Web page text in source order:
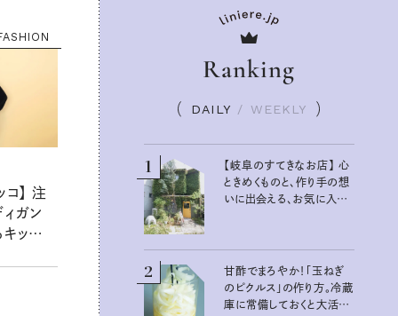
コ】 注
ガン
ッズア
Ranking
DAILY / WEEKLY
1
【岐阜のすてきなお店】 心
ときめくものと、作り手の想
いに出会える、お気に入り
2
甘酢でまろやか！「玉ねぎ
のピクルス」の作り方。冷蔵
庫に常備しておくと大活